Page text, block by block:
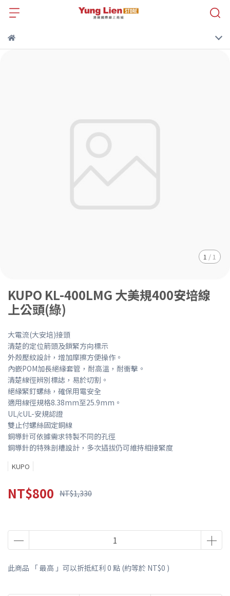
1 / 1
KUPO KL-400LMG 大美規400安培線
上公頭(綠)
大電流(大安培)接頭
清楚的定位箭頭及鎖緊方向標示
外殼壓紋設計，增加摩擦方便操作。
內嵌POM加長絕緣套管，耐高溫，耐衝擊。
清楚線徑辨別標誌，易於切割。
絕緣緊釘螺絲，確保用電安全
適用線徑規格8.38mm至25.9mm。
UL/cUL-安規認證
雙止付螺絲固定銅線
銅導針可依據需求特製不同的孔徑
銅導針的特殊剖槽設計，多次插拔仍可維持相接緊度
KUPO
NT$800 NT$1,330
此商品 「 最高 」可以折抵紅利 0 點 (約等於 NT$0 )